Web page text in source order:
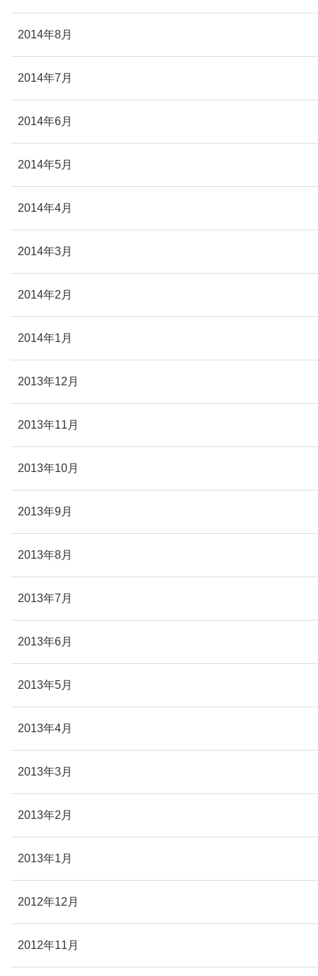
2014年8月
2014年7月
2014年6月
2014年5月
2014年4月
2014年3月
2014年2月
2014年1月
2013年12月
2013年11月
2013年10月
2013年9月
2013年8月
2013年7月
2013年6月
2013年5月
2013年4月
2013年3月
2013年2月
2013年1月
2012年12月
2012年11月